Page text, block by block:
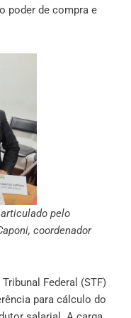
poder de compra e
pelo
coordenador
Federal (STF)
para cálculo do